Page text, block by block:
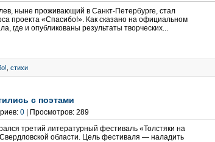
ныне проживающий в Санкт-Петербурге, стал
проекта «Спасибо!». Как сказано на официальном
где и опубликованы результаты творческих...
стихи
с поэтами
0 | Просмотров: 289
третий литературный фестиваль «Толстяки на
области. Цель фестиваля — наладить